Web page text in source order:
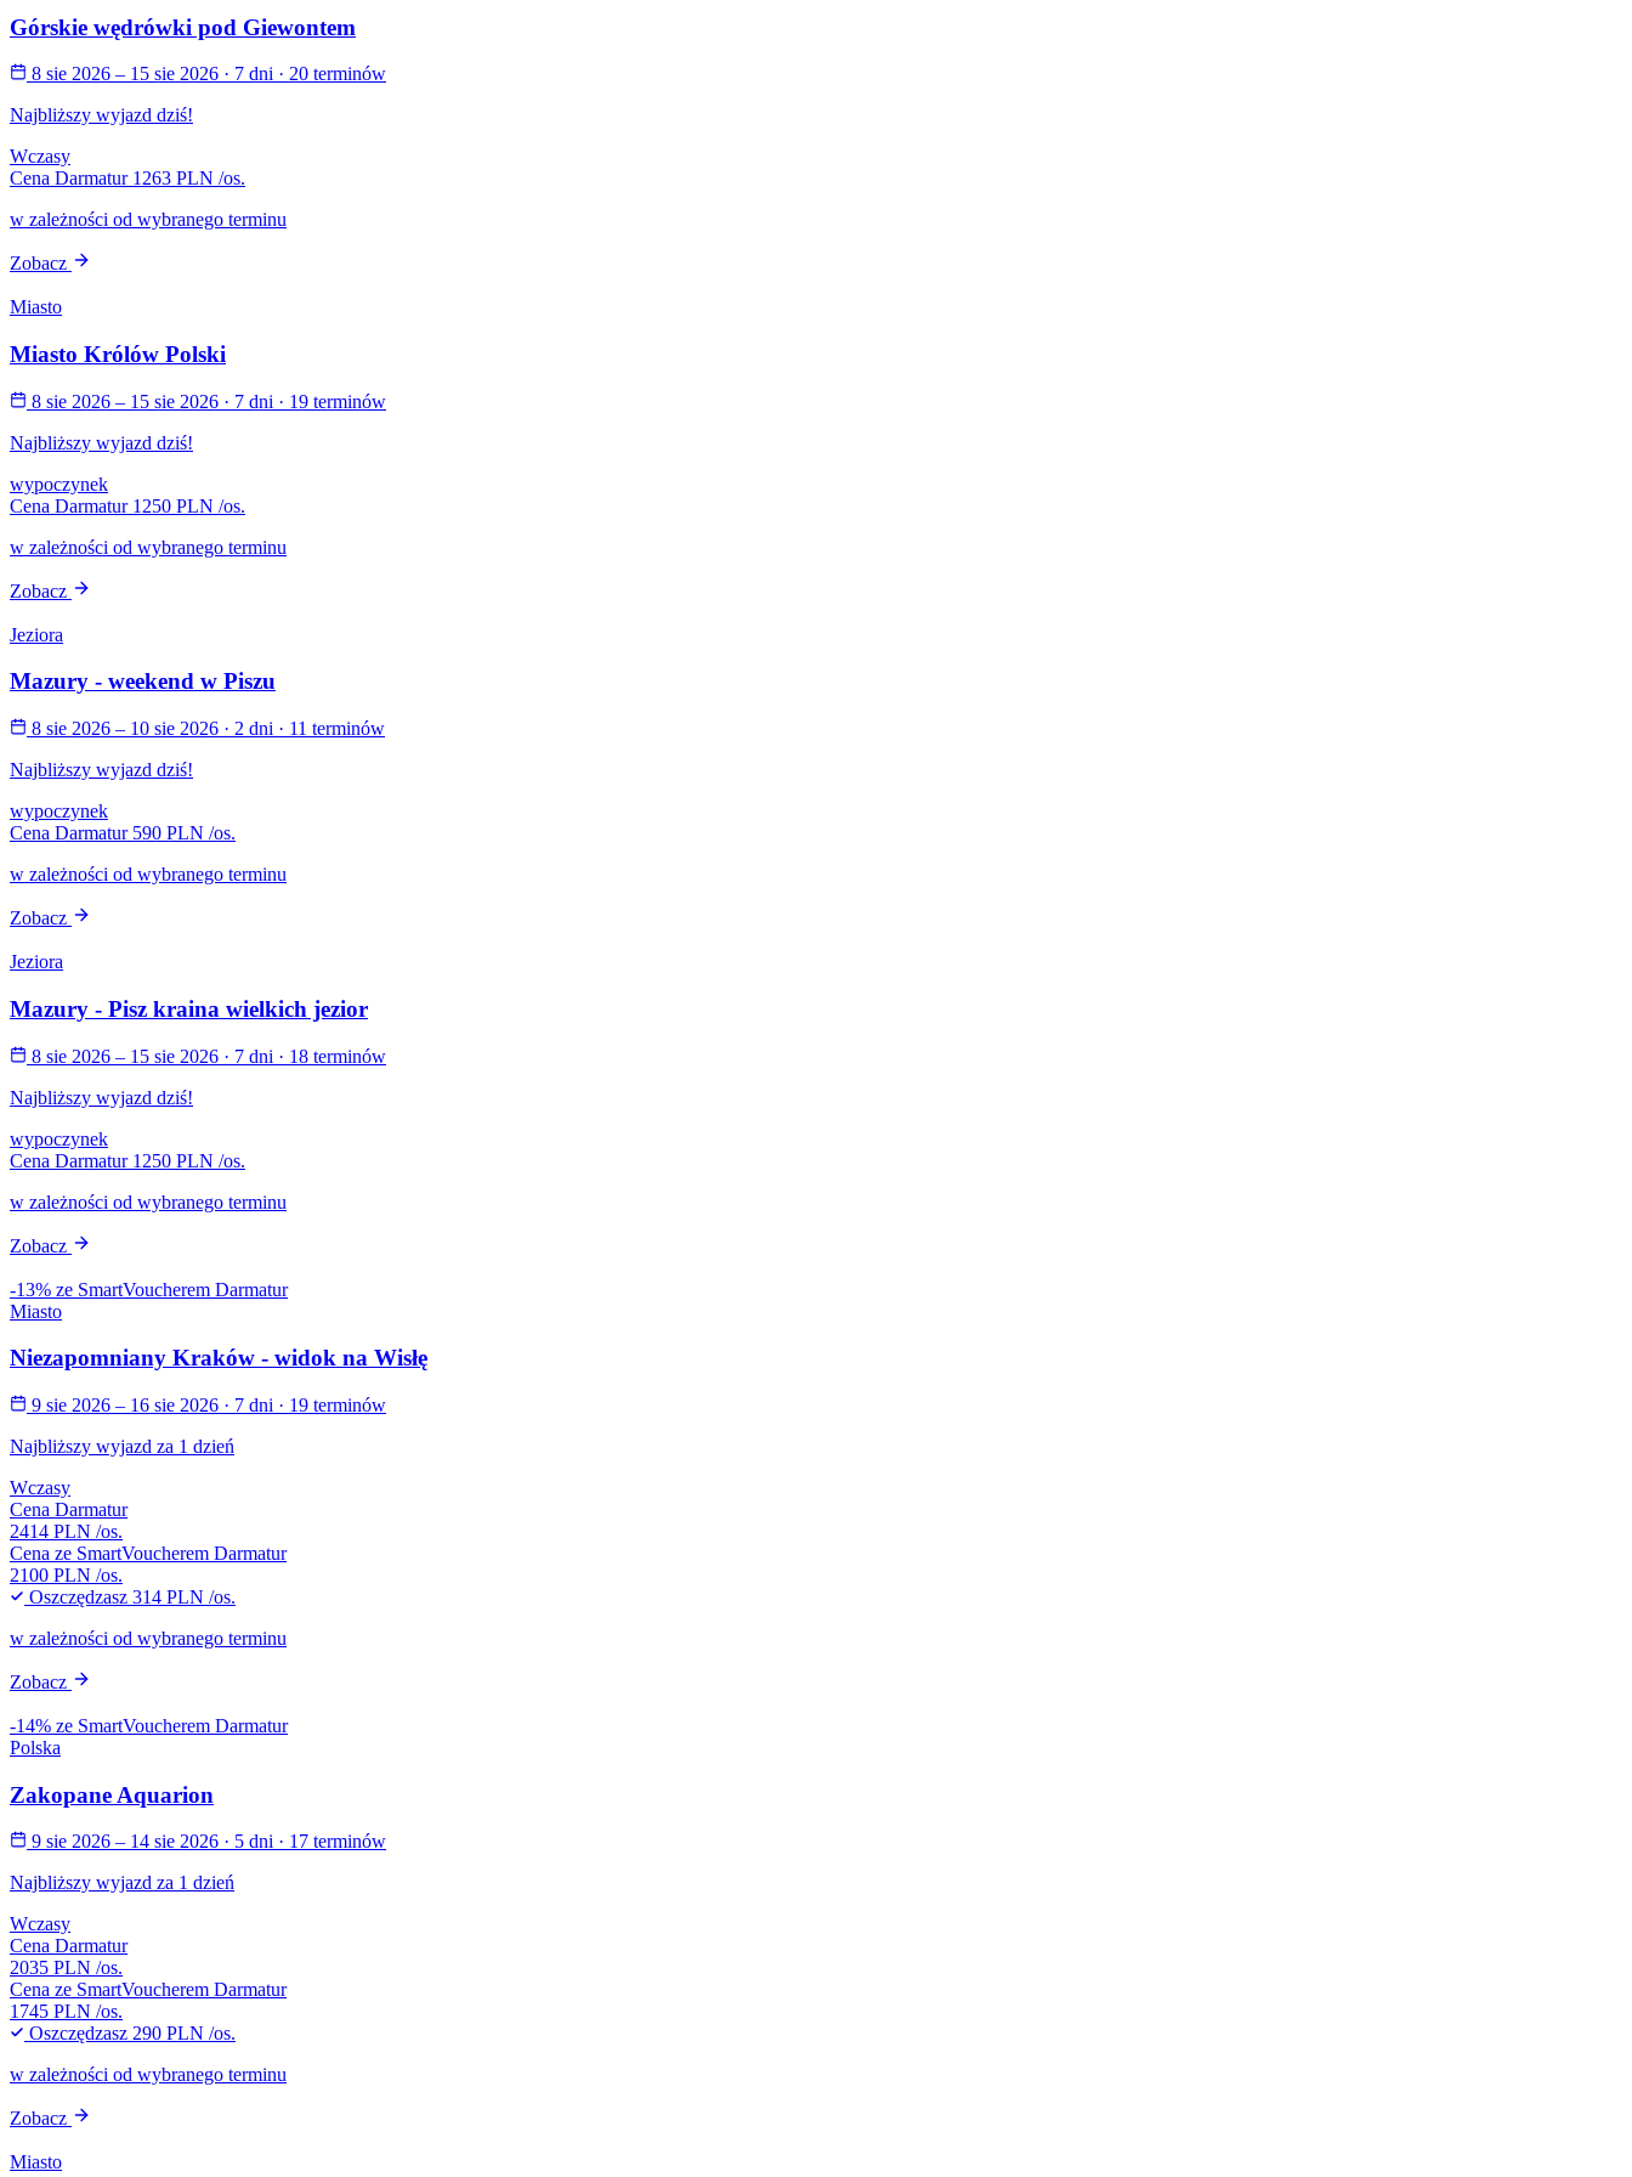
Górskie wędrówki pod Giewontem
8 sie 2026 – 15 sie 2026 · 7 dni · 20 terminów
Najbliższy wyjazd dziś!
Wczasy
Cena Darmatur 1263 PLN /os.
w zależności od wybranego terminu
Zobacz
Miasto
Miasto Królów Polski
8 sie 2026 – 15 sie 2026 · 7 dni · 19 terminów
Najbliższy wyjazd dziś!
wypoczynek
Cena Darmatur 1250 PLN /os.
w zależności od wybranego terminu
Zobacz
Jeziora
Mazury - weekend w Piszu
8 sie 2026 – 10 sie 2026 · 2 dni · 11 terminów
Najbliższy wyjazd dziś!
wypoczynek
Cena Darmatur 590 PLN /os.
w zależności od wybranego terminu
Zobacz
Jeziora
Mazury - Pisz kraina wielkich jezior
8 sie 2026 – 15 sie 2026 · 7 dni · 18 terminów
Najbliższy wyjazd dziś!
wypoczynek
Cena Darmatur 1250 PLN /os.
w zależności od wybranego terminu
Zobacz
-13% ze SmartVoucherem Darmatur
Miasto
Niezapomniany Kraków - widok na Wisłę
9 sie 2026 – 16 sie 2026 · 7 dni · 19 terminów
Najbliższy wyjazd za 1 dzień
Wczasy
Cena Darmatur
2414 PLN /os.
Cena ze SmartVoucherem Darmatur
2100 PLN /os.
Oszczędzasz 314 PLN /os.
w zależności od wybranego terminu
Zobacz
-14% ze SmartVoucherem Darmatur
Polska
Zakopane Aquarion
9 sie 2026 – 14 sie 2026 · 5 dni · 17 terminów
Najbliższy wyjazd za 1 dzień
Wczasy
Cena Darmatur
2035 PLN /os.
Cena ze SmartVoucherem Darmatur
1745 PLN /os.
Oszczędzasz 290 PLN /os.
w zależności od wybranego terminu
Zobacz
Miasto